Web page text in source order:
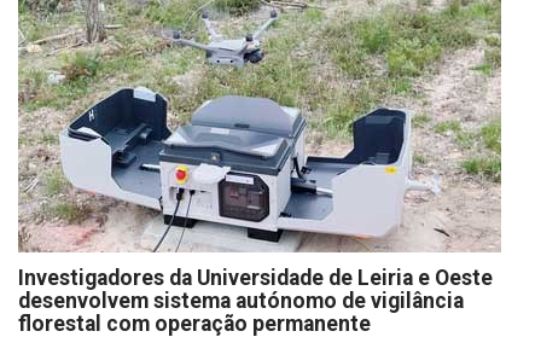
Investigadores da Universidade de Leiria e Oeste
desenvolvem sistema autónomo de vigilância
florestal com operação permanente